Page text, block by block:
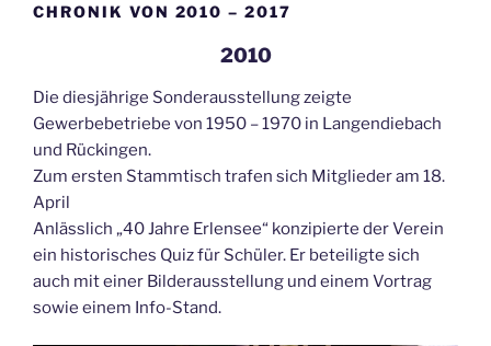
CHRONIK VON 2010 – 2017
2010
Die diesjährige Sonderausstellung zeigte
Gewerbebetriebe von 1950 – 1970 in Langendiebach
und Rückingen.
Zum ersten Stammtisch trafen sich Mitglieder am 18.
April
Anlässlich „40 Jahre Erlensee“ konzipierte der Verein
ein historisches Quiz für Schüler. Er beteiligte sich
auch mit einer Bilderausstellung und einem Vortrag
sowie einem Info-Stand.